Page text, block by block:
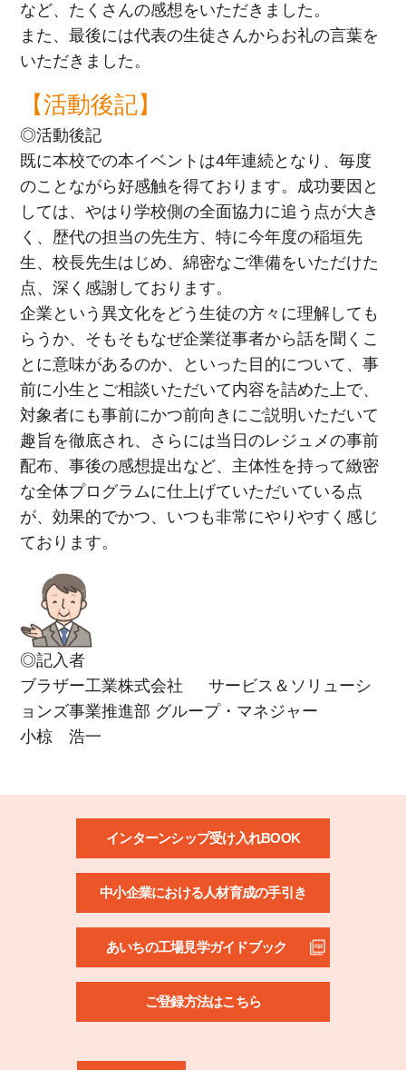
など、たくさんの感想をいただきました。
また、最後には代表の生徒さんからお礼の言葉を
いただきました。
【活動後記】
◎活動後記
既に本校での本イベントは4年連続となり、毎度
のことながら好感触を得ております。成功要因と
しては、やはり学校側の全面協力に追う点が大き
く、歴代の担当の先生方、特に今年度の稲垣先
生、校長先生はじめ、綿密なご準備をいただけた
点、深く感謝しております。
企業という異文化をどう生徒の方々に理解しても
らうか、そもそもなぜ企業従事者から話を聞くこ
とに意味があるのか、といった目的について、事
前に小生とご相談いただいて内容を詰めた上で、
対象者にも事前にかつ前向きにご説明いただいて
趣旨を徹底され、さらには当日のレジュメの事前
配布、事後の感想提出など、主体性を持って緻密
な全体プログラムに仕上げていただいている点
が、効果的でかつ、いつも非常にやりやすく感じ
ております。
◎記入者
ブラザー工業株式会社 サービス＆ソリューシ
ョンズ事業推進部 グループ・マネジャー
小椋 浩一
インターンシップ受け入れBOOK
中小企業における人材育成の手引き
あいちの工場見学ガイドブック
ご登録方法はこちら